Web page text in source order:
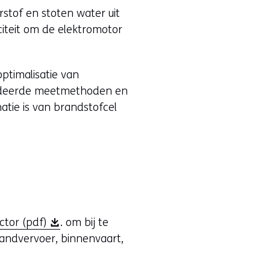
en stoten water uit
om de elektromotor
van
meetmethoden en
is van brandstofcel
(pdf)
o
. om bij te
binnenvaart,